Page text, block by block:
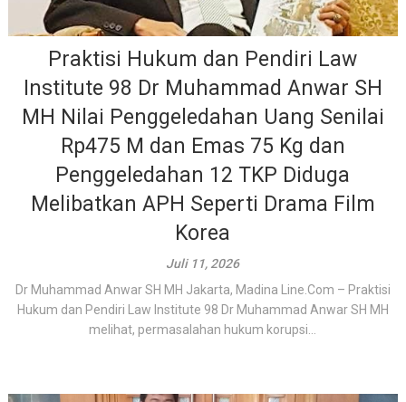
Praktisi Hukum dan Pendiri Law
Institute 98 Dr Muhammad Anwar SH
MH Nilai Penggeledahan Uang Senilai
Rp475 M dan Emas 75 Kg dan
Penggeledahan 12 TKP Diduga
Melibatkan APH Seperti Drama Film
Korea
Juli 11, 2026
Dr Muhammad Anwar SH MH Jakarta, Madina Line.Com – Praktisi
Hukum dan Pendiri Law Institute 98 Dr Muhammad Anwar SH MH
melihat, permasalahan hukum korupsi...